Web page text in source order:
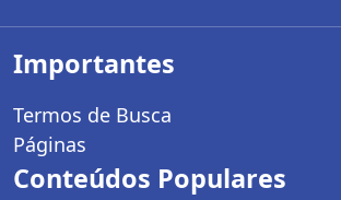
Importantes
Termos de Busca
Páginas
Conteúdos Populares